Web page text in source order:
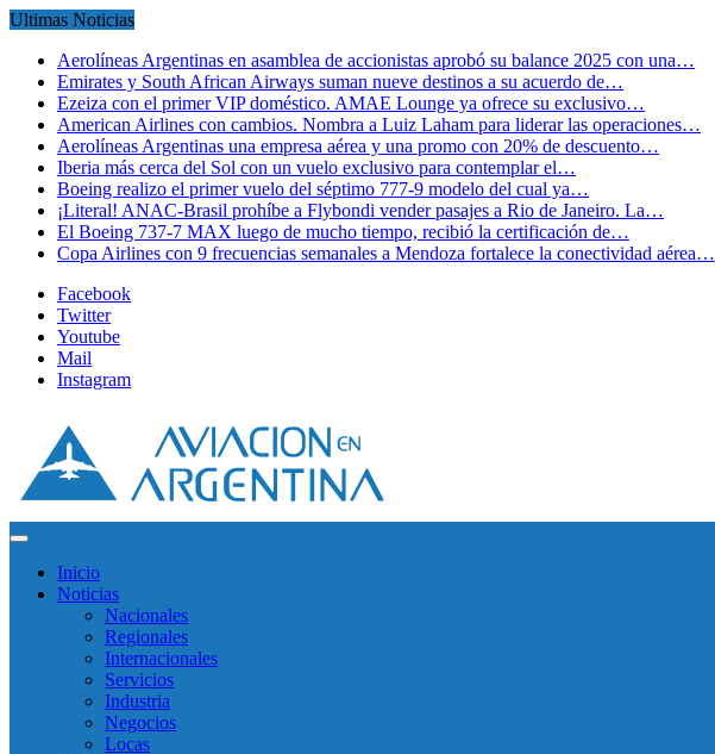
Ultimas Noticias
Aerolíneas Argentinas en asamblea de accionistas aprobó su balance 2025 con una…
Emirates y South African Airways suman nueve destinos a su acuerdo de…
Ezeiza con el primer VIP doméstico. AMAE Lounge ya ofrece su exclusivo…
American Airlines con cambios. Nombra a Luiz Laham para liderar las operaciones…
Aerolíneas Argentinas una empresa aérea y una promo con 20% de descuento…
Iberia más cerca del Sol con un vuelo exclusivo para contemplar el…
Boeing realizo el primer vuelo del séptimo 777-9 modelo del cual ya…
¡Literal! ANAC-Brasil prohíbe a Flybondi vender pasajes a Rio de Janeiro. La…
El Boeing 737-7 MAX luego de mucho tiempo, recibió la certificación de…
Copa Airlines con 9 frecuencias semanales a Mendoza fortalece la conectividad aérea…
Facebook
Twitter
Youtube
Mail
Instagram
Inicio
Noticias
Nacionales
Regionales
Internacionales
Servicios
Industria
Negocios
Locas